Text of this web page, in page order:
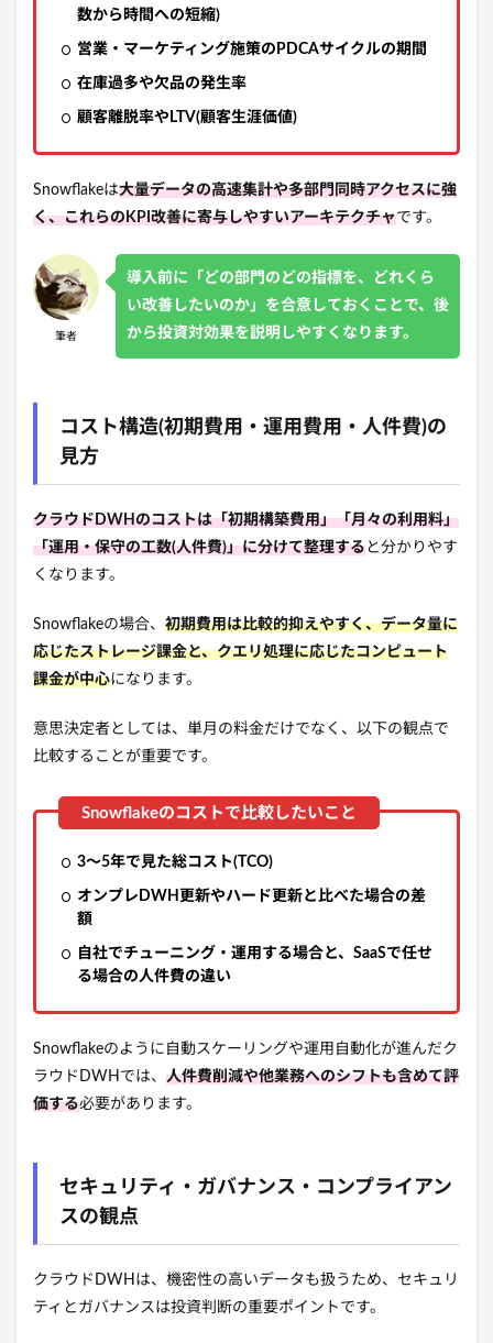
数から時間への短縮)
営業・マーケティング施策のPDCAサイクルの期間
在庫過多や欠品の発生率
顧客離脱率やLTV(顧客生涯価値)
Snowflakeは大量データの高速集計や多部門同時アクセスに強
く、これらのKPI改善に寄与しやすいアーキテクチャです。
筆者
導入前に「どの部門のどの指標を、どれくら
い改善したいのか」を合意しておくことで、後
から投資対効果を説明しやすくなります。
コスト構造(初期費用・運用費用・人件費)の
見方
クラウドDWHのコストは「初期構築費用」「月々の利用料」
「運用・保守の工数(人件費)」に分けて整理すると分かりやす
くなります。
Snowflakeの場合、 初期費用は比較的抑えやすく、データ量に
応じたストレージ課金と、クエリ処理に応じたコンピュート
課金が中心になります。
意思決定者としては、単月の料金だけでなく、以下の観点で
比較することが重要です。
3〜5年で見た総コスト(TCO)
オンプレDWH更新やハード更新と比べた場合の差
額
自社でチューニング・運用する場合と、SaaSで任せ
る場合の人件費の違い
Snowflakeのように自動スケーリングや運用自動化が進んだク
ラウドDWHでは、 人件費削減や他業務へのシフトも含めて評
価する必要があります。
セキュリティ・ガバナンス・コンプライアン
スの観点
クラウドDWHは、機密性の高いデータも扱うため、セキュリ
ティとガバナンスは投資判断の重要ポイントです。